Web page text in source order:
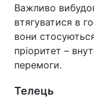
Важливо
втягуватися в
вони
пріоритет –
перемоги.
Телець